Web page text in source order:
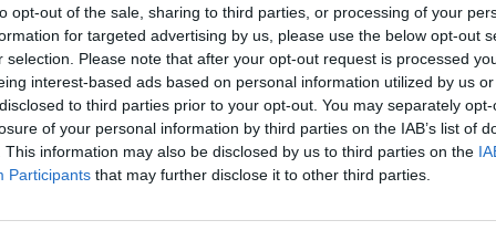
opt-out of the sale, sharing to third parties, or processing of your
for targeted advertising by us, please use the below opt-out
selection. Please note that after your opt-out request is processed
interest-based ads based on personal information utilized by us
to third parties prior to your opt-out. You may separately
of your personal information by third parties on the IAB’s list of
This information may also be disclosed by us to third parties on the
Participants that may further disclose it to other third parties.
v ukrajinském hlavním
„Životní prostředí pro
republika jednu z velmi
proces začal před 12 lety v
Federálního výboru pro
které v rámci tohoto
k tomu praktičtějšímu a
v oblasti environmentální